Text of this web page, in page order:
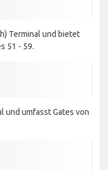
Terminal und bietet
51 - 59.
und umfasst Gates von